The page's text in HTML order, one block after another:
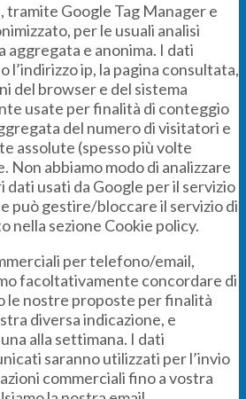
tramite Google Tag Manager e
per le usuali analisi
aggregata e anonima. I dati
ip, la pagina consultata,
del browser e del sistema
usate per finalità di conteggio
del numero di visitatori e
assolute (spesso più volte
Non abbiamo modo di analizzare
dati usati da Google per il servizio
può gestire/bloccare il servizio di
nella sezione Cookie policy.
per telefono/email,
facoltativamente concordare di
le nostre proposte per finalità
diversa indicazione, e
alla settimana. I dati
saranno utilizzati per l’invio
commerciali fino a vostra